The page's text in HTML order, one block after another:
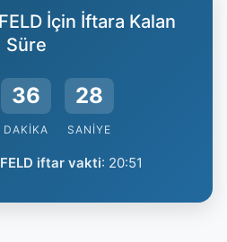
İçin İftara Kalan
Süre
36
DAKIKA
27
SANIYE
iftar vakti: 20:51